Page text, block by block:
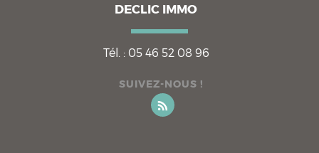
DECLIC IMMO
Tél. : 05 46 52 08 96
SUIVEZ-NOUS !